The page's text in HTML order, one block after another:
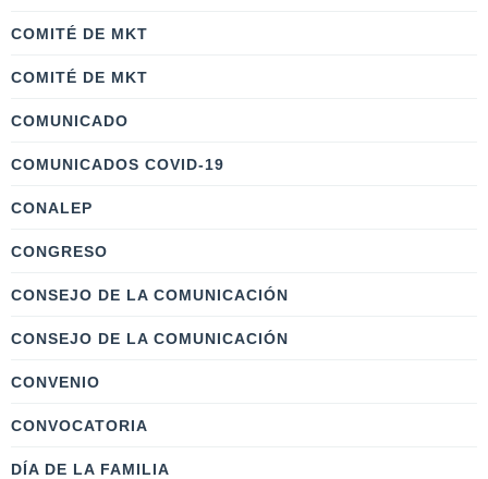
COMITÉ DE MKT
COMITÉ DE MKT
COMUNICADO
COMUNICADOS COVID-19
CONALEP
CONGRESO
CONSEJO DE LA COMUNICACIÓN
CONSEJO DE LA COMUNICACIÓN
CONVENIO
CONVOCATORIA
DÍA DE LA FAMILIA